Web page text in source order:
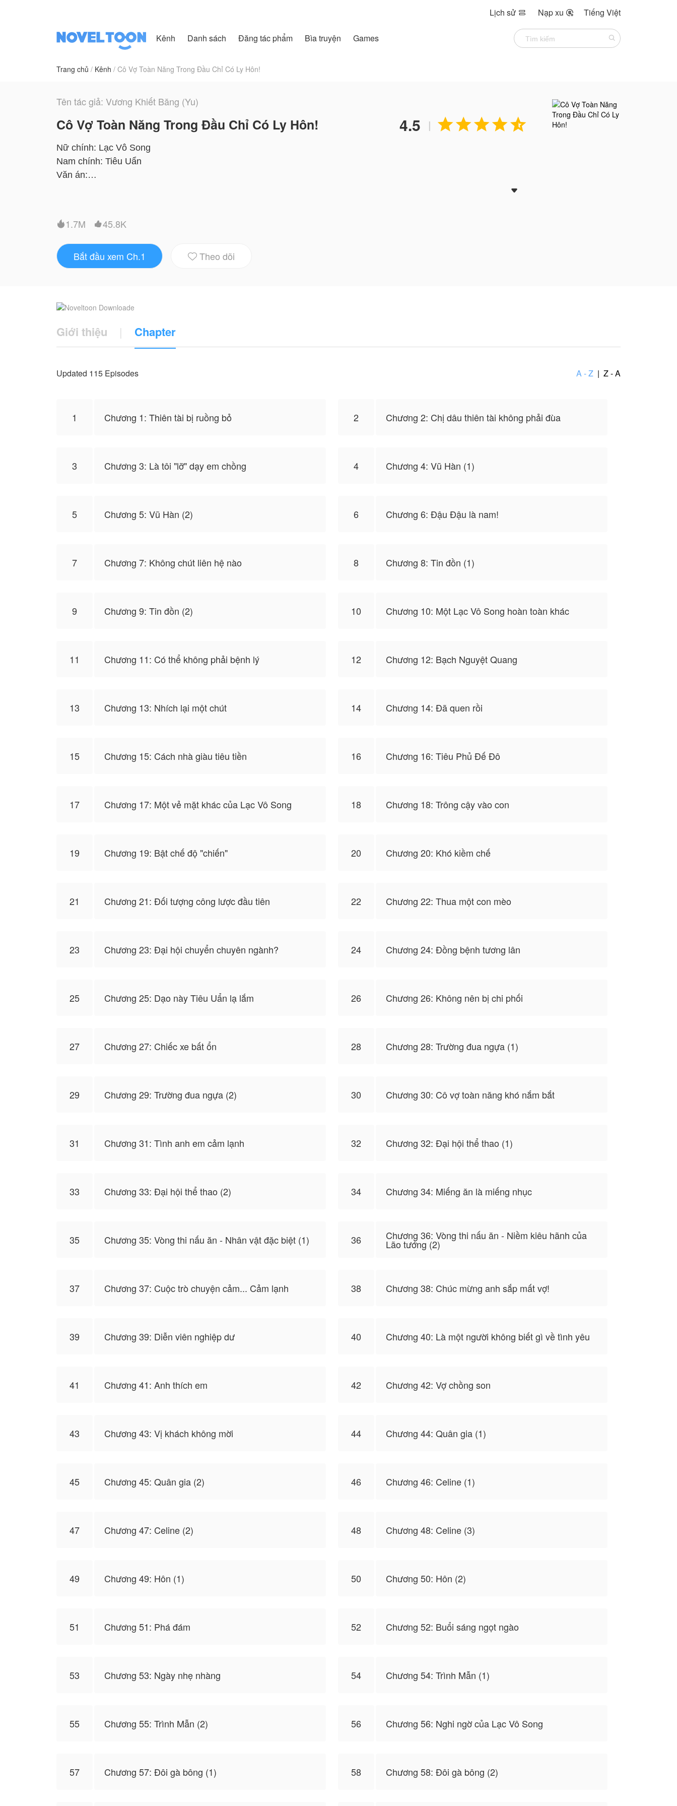
Lịch sử  Nạp xu  Tiếng Việt
Kênh Danh sách Đăng tác phẩm Bìa truyện Games
Trang chủ Kênh Cô Vợ Toàn Năng Trong Đầu Chỉ Có Ly Hôn!
Tên tác giả: Vương Khiết Băng (Yu)
Cô Vợ Toàn Năng Trong Đầu Chỉ Có Ly Hôn! 4.5 | 
Nữ chính: Lạc Vô Song
Nam chính: Tiêu Uẩn
Văn án:
Thân phận của cô cũng chỉ đơn thuần là nhị tiểu thư bị ruồng bỏ của Lạc gia.
Nhưng ở trường thì cô lại là học cho cưng của giáo sư Chung Tẫn Hoa, ở trong mắt những giáo sư khác lại là viên
ngọc quý của họ, dường như họ luôn nhom nhem dòm ngó và luôn có ý định bắt cô về khoa của họ.
Nhưng khi quay về nhà cô chỉ đơn thuần là vợ hờ của Tiêu Uẩn và có thể ly hôn bất cứ lúc nào.
mà!
#Vương_Khiết_Băng (Yu)
giả, không thể hiện lập trường của NovelToon

 1.7M 45.8K
Bắt đầu xem Ch.1  Theo dõi
Giới thiệu | Chapter
Updated 115 Episodes A - Z | Z - A
1 Chương 1: Thiên tài bị ruồng bỏ 2 Chương 2: Chị dâu thiên tài không phải đùa
3 Chương 3: Là tôi "lỡ" dạy em chồng 4 Chương 4: Vũ Hàn (1)
5 Chương 5: Vũ Hàn (2) 6 Chương 6: Đậu Đậu là nam!
7 Chương 7: Không chút liên hệ nào 8 Chương 8: Tin đồn (1)
9 Chương 9: Tin đồn (2) 10 Chương 10: Một Lạc Vô Song hoàn toàn khác
11 Chương 11: Có thể không phải bệnh lý 12 Chương 12: Bạch Nguyệt Quang
13 Chương 13: Nhích lại một chút 14 Chương 14: Đã quen rồi
15 Chương 15: Cách nhà giàu tiêu tiền 16 Chương 16: Tiêu Phủ Đế Đô
17 Chương 17: Một vẻ mặt khác của Lạc Vô Song 18 Chương 18: Trông cậy vào con
19 Chương 19: Bật chế độ "chiến" 20 Chương 20: Khó kiềm chế
21 Chương 21: Đối tượng công lược đầu tiên 22 Chương 22: Thua một con mèo
23 Chương 23: Đại hội chuyển chuyên ngành? 24 Chương 24: Đồng bệnh tương lân
25 Chương 25: Dạo này Tiêu Uẩn lạ lắm 26 Chương 26: Không nên bị chi phối
27 Chương 27: Chiếc xe bất ổn 28 Chương 28: Trường đua ngựa (1)
29 Chương 29: Trường đua ngựa (2) 30 Chương 30: Cô vợ toàn năng khó nắm bắt
31 Chương 31: Tình anh em cảm lạnh 32 Chương 32: Đại hội thể thao (1)
33 Chương 33: Đại hội thể thao (2) 34 Chương 34: Miếng ăn là miếng nhục
35 Chương 35: Vòng thi nấu ăn - Nhân vật đặc biệt (1) 36 Chương 36: Vòng thi nấu ăn - Niềm kiêu hãnh của
Lão tướng (2)
37 Chương 37: Cuộc trò chuyện cảm... Cảm lạnh 38 Chương 38: Chúc mừng anh sắp mất vợ!
39 Chương 39: Diễn viên nghiệp dư 40 Chương 40: Là một người không biết gì về tình yêu
41 Chương 41: Anh thích em 42 Chương 42: Vợ chồng son
43 Chương 43: Vị khách không mời 44 Chương 44: Quân gia (1)
45 Chương 45: Quân gia (2) 46 Chương 46: Celine (1)
47 Chương 47: Celine (2) 48 Chương 48: Celine (3)
49 Chương 49: Hôn (1) 50 Chương 50: Hôn (2)
51 Chương 51: Phá đám 52 Chương 52: Buổi sáng ngọt ngào
53 Chương 53: Ngày nhẹ nhàng 54 Chương 54: Trình Mẫn (1)
55 Chương 55: Trình Mẫn (2) 56 Chương 56: Nghi ngờ của Lạc Vô Song
57 Chương 57: Đôi gà bông (1) 58 Chương 58: Đôi gà bông (2)